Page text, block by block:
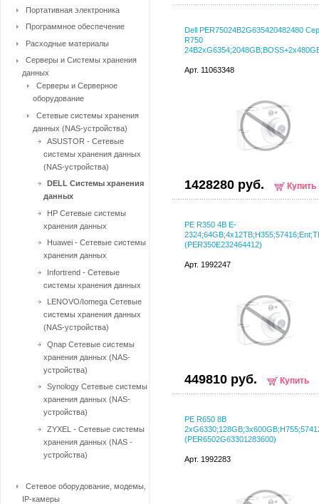
Dell PER75024B2G635420482480
R750
Арт. 11063348
1428280 руб. Купить
PE R350 4B E-
(PER350E232464412)
Арт. 1992247
449810 руб. Купить
PE R650 8B
(PER6502G63301283600)
Арт. 1992283
Портативная электроника
Программное обеспечение
Расходные материалы
Серверы и Системы хранения
данных
Серверы и Серверное
оборудование
Сетевые системы хранения
данных (NAS-устройства)
ASUSTOR - Сетевые
системы хранения данных
(NAS-устройства)
DELL Системы хранения
данных
HP Сетевые системы
хранения данных
Huawei - Сетевые системы
хранения данных
Infortrend - Сетевые
системы хранения данных
LENOVO/Iomega Сетевые
системы хранения данных
(NAS-устройства)
Qnap Сетевые системы
хранения данных (NAS-
устройства)
Synology Сетевые системы
хранения данных (NAS-
устройства)
ZYXEL - Сетевые системы
хранения данных (NAS -
устройства)
Сетевое оборудование, модемы,
IP-камеры